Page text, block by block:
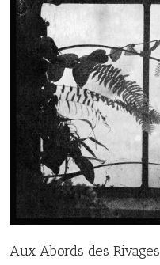
Aux Abords des Rivages